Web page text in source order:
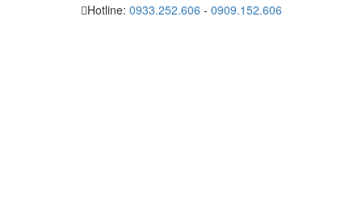
Hotline: 0933.252.606 - 0909.152.606